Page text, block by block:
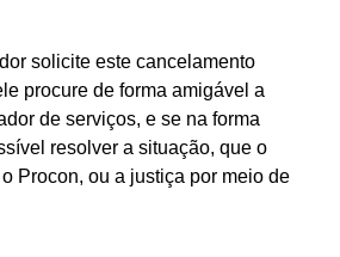
solicite este cancelamento
procure de forma amigável a
de serviços, e se na forma
resolver a situação, que o
Procon, ou a justiça por meio de